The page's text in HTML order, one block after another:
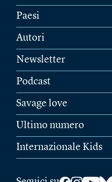
Paesi
Autori
Newsletter
Podcast
Savage love
Ultimo numero
Internazionale Kids